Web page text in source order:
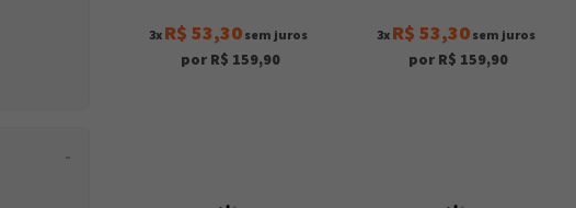
3x R$ 53,30sem juros
por R$ 159,90
3x R$ 53,30sem juros
por R$ 159,90